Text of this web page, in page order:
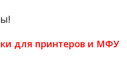
для принтеров и МФУ